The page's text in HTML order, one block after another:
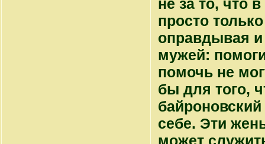
не за то, что
просто
оправдывая и
мужей:
помочь не
бы для того,
себе. Эти
может